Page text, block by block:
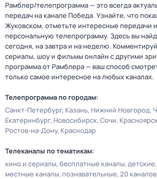
Рамблер/телепрограмма — это всегда
передач на канале Победа. Узнайте, что
Жуковском, отметьте интересные передачи
персональную телепрограмму. Здесь вы
сегодня, на завтра и на неделю.
сериалы, шоу и фильмы онлайн с другими
программа от Рамблера — ваш способ
только самое интересное на любых каналах.
Телепрограмма по городам:
Санкт-Петербург Казань Нижний Новгород
Екатеринбург Новосибирск Сочи
Ростов-на-Дону Краснодар
Телеканалы по тематикам:
кино и сериалы бесплатные каналы детские
местные каналы познавательные 20 каналов